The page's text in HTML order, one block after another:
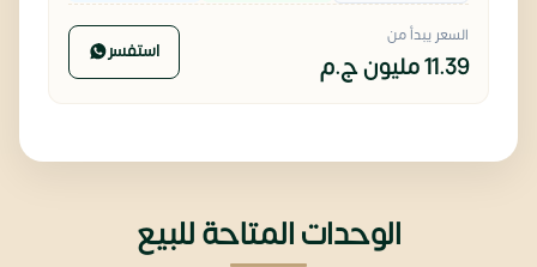
السعر يبدأ من
11.39 مليون ج.م استفسر
الوحدات المتاحة للبيع